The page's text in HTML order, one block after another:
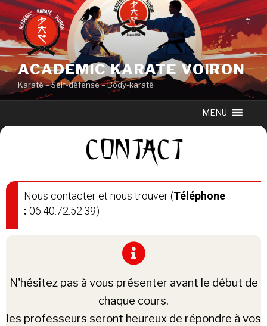
ACADEMIC KARATE VOIRON
Karaté – Self-défense – Body-karaté
MENU
Nous contacter et nous trouver (Téléphone
: 06.40.72.52.39)
N'hésitez pas à vous présenter avant le début de
chaque cours,
les professeurs seront heureux de répondre à vos